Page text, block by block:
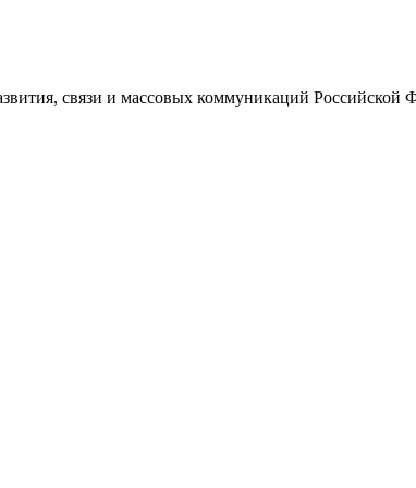
связи и массовых коммуникаций Российской